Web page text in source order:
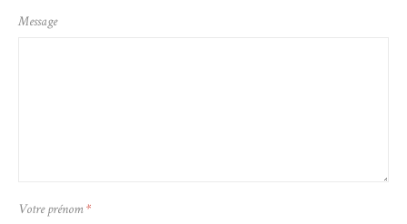
Message
Votre prénom*